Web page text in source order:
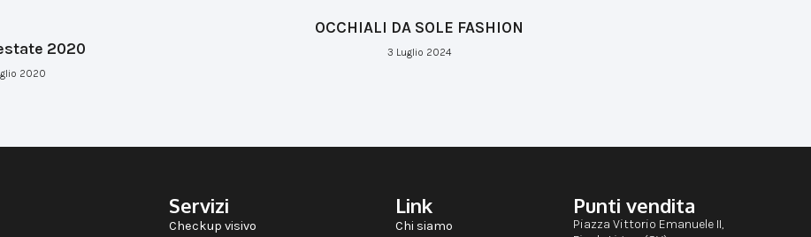
2020
2020
OCCHIALI DA SOLE FASHION
3 Luglio 2024
Servizi
Checkup visivo
Link
Chi siamo
Punti vendita
Piazza Vittorio Emanuele II,